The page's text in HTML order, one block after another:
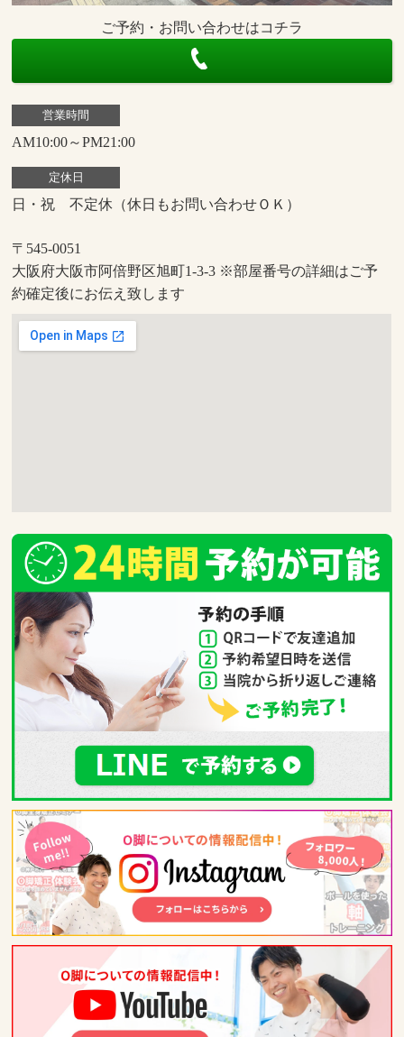
ご予約・お問い合わせはコチラ
営業時間
AM10:00～PM21:00
定休日
日・祝 不定休（休日もお問い合わせＯＫ）
〒545-0051
大阪府大阪市阿倍野区旭町1-3-3 ※部屋番号の詳細はご予
約確定後にお伝え致します